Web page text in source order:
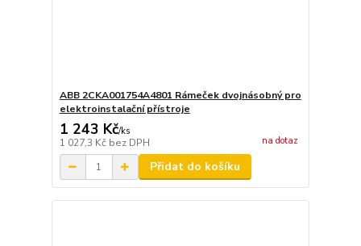
ABB 2CKA001754A4801 Rámeček dvojnásobný pro
elektroinstalační přístroje
1 243 Kč/ks
1 027,3 Kč bez DPH na dotaz
Přidat do košíku